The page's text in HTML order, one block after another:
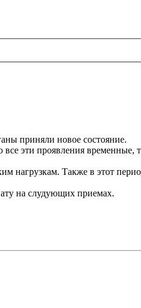
приняли новое состояние.
эти проявления временные,
нагрузкам. Также в этот
на слудующих приемах.